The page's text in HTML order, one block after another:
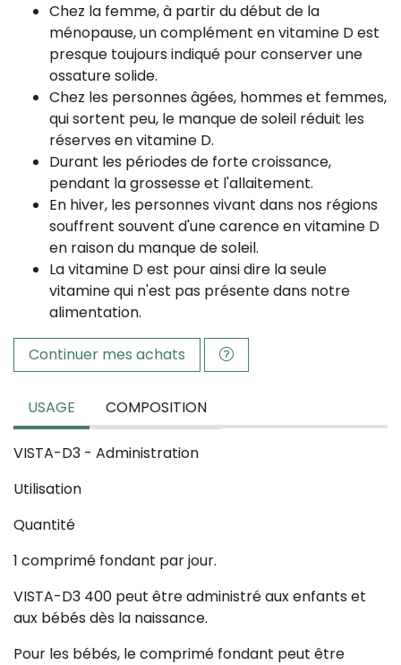
Chez la femme, à partir du début de la
ménopause, un complément en vitamine D est
presque toujours indiqué pour conserver une
ossature solide.
Chez les personnes âgées, hommes et femmes,
qui sortent peu, le manque de soleil réduit les
réserves en vitamine D.
Durant les périodes de forte croissance,
pendant la grossesse et l'allaitement.
En hiver, les personnes vivant dans nos régions
souffrent souvent d'une carence en vitamine D
en raison du manque de soleil.
La vitamine D est pour ainsi dire la seule
vitamine qui n'est pas présente dans notre
alimentation.
Continuer mes achats
USAGE COMPOSITION
VISTA-D3 - Administration
Utilisation
Quantité
1 comprimé fondant par jour.
VISTA-D3 400 peut être administré aux enfants et
aux bébés dès la naissance.
Pour les bébés, le comprimé fondant peut être